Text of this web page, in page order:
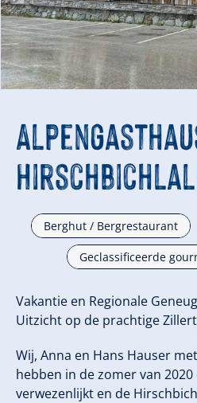
Berghut / Bergrestaurant
Geclassificeerde
Vakantie en Regionale
Uitzicht op de prachtige
Wij, Anna en Hans Hauser
hebben in de zomer van
verwezenlijkt en de